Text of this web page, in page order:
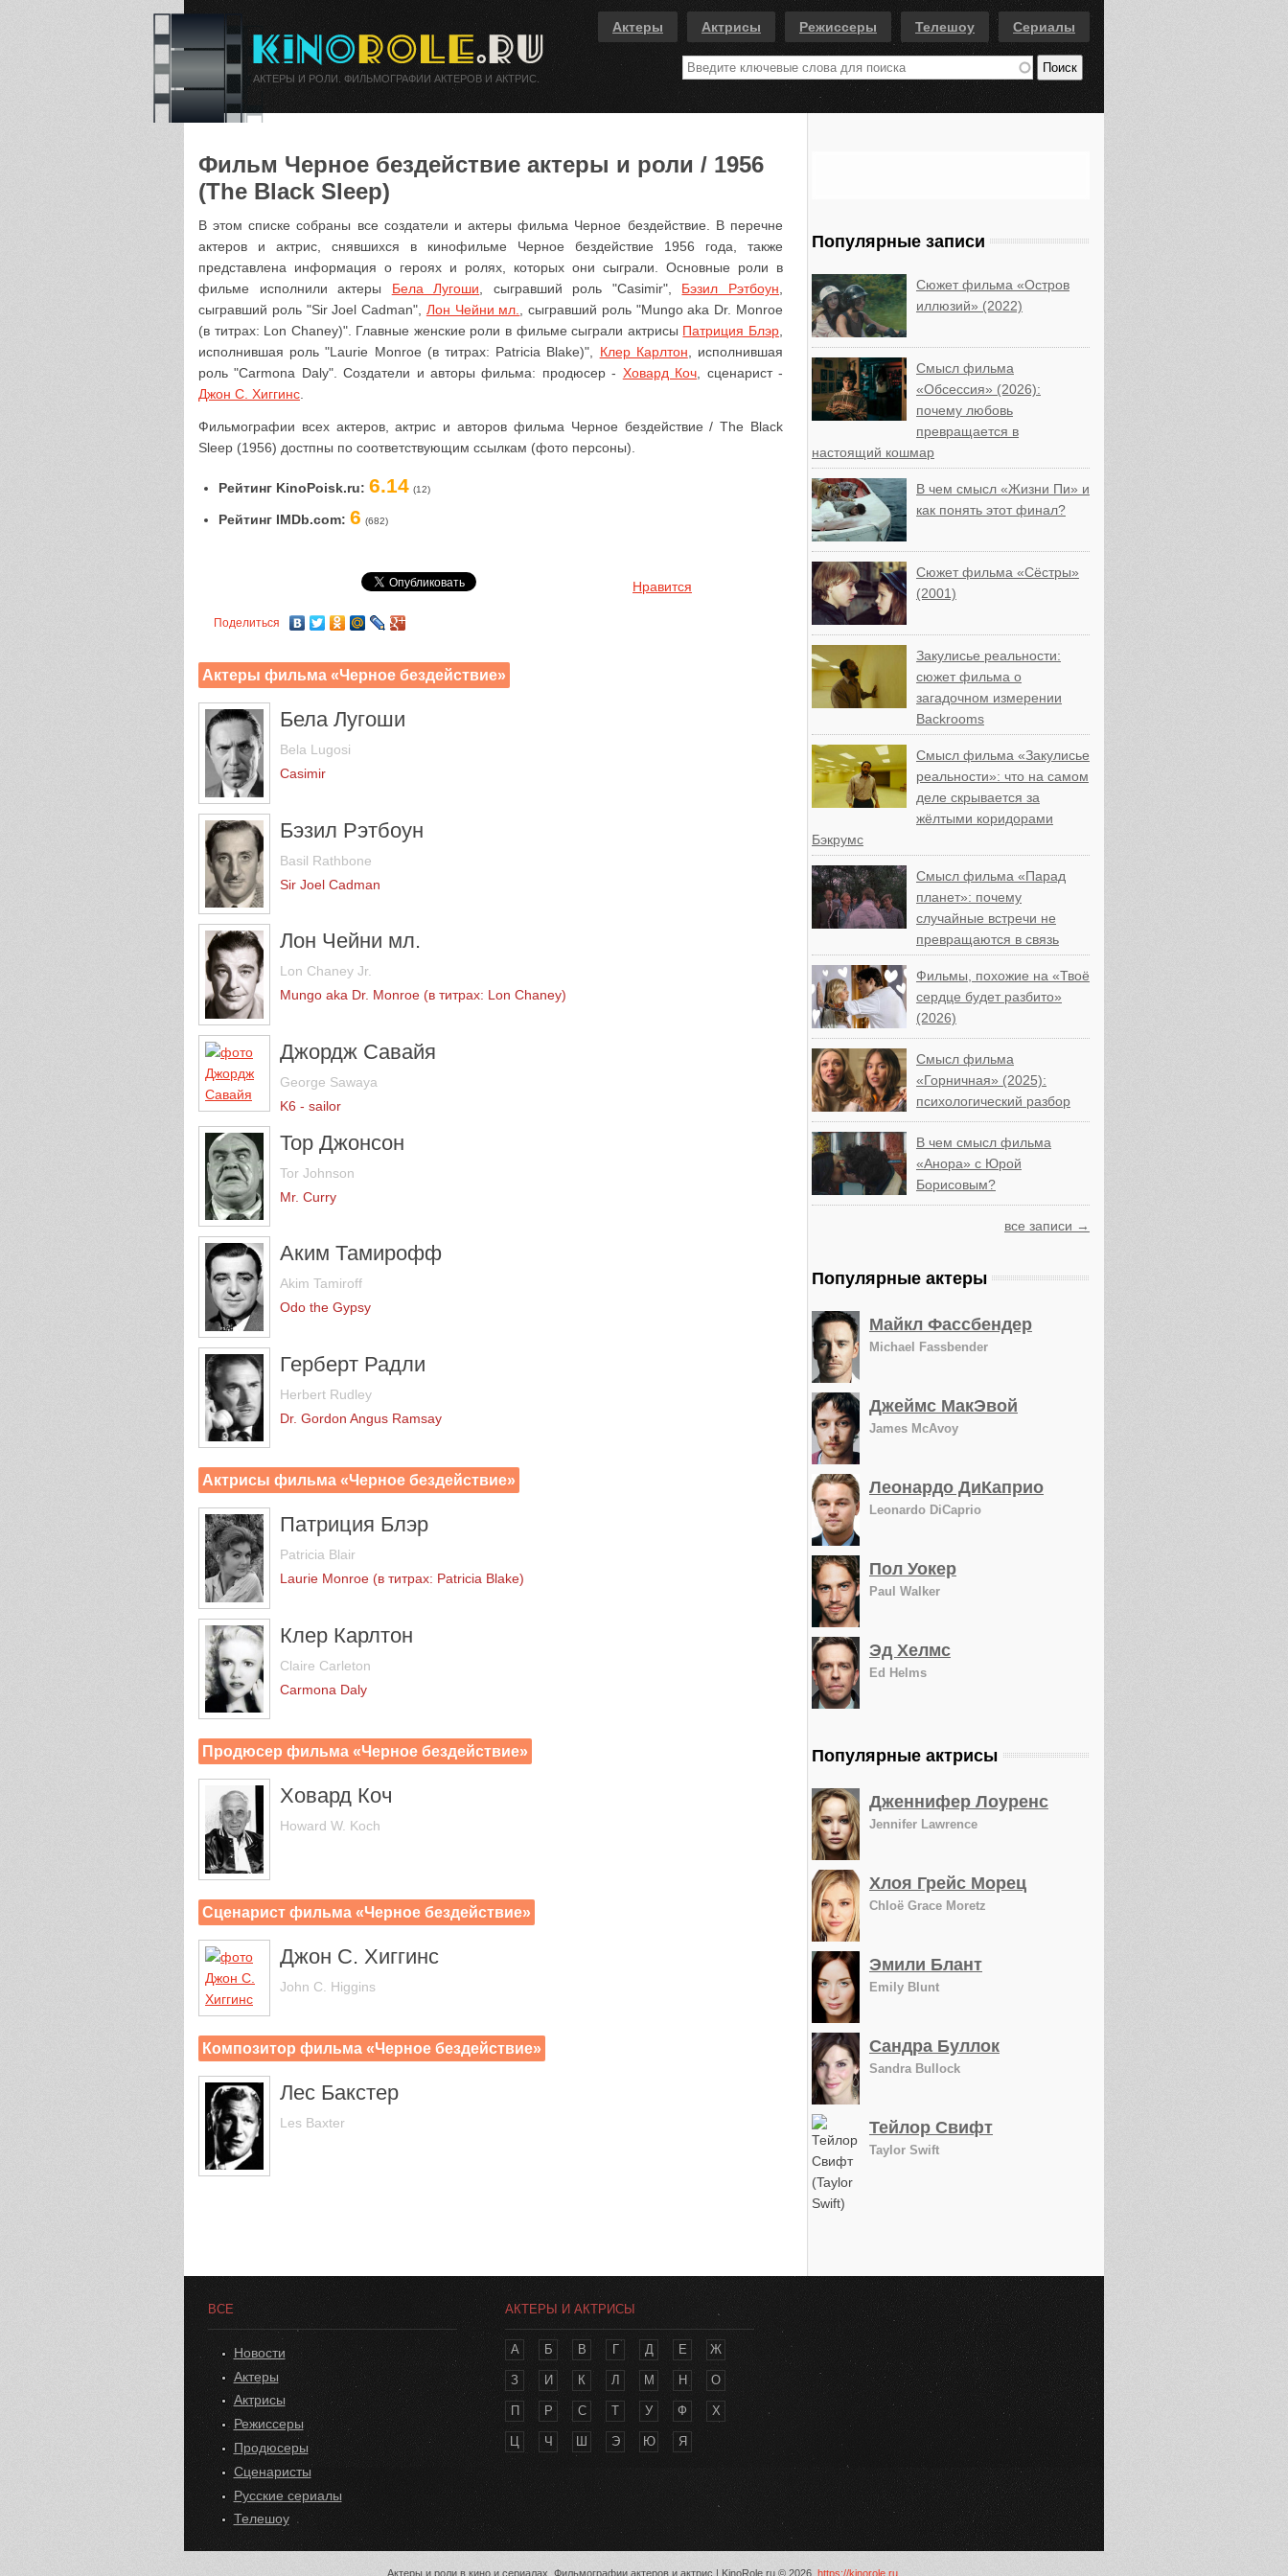
Актеры Актрисы Режиссеры Телешоу Сериалы
Фильм Черное бездействие актеры и роли / 1956
(The Black Sleep)
В этом списке собраны все создатели и актеры фильма Черное бездействие. В перечне
актеров и актрис, снявшихся в кинофильме Черное бездействие 1956 года, также
представлена информация о героях и ролях, которых они сыграли. Основные роли в
фильме исполнили актеры Бела Лугоши , сыгравший роль "Casimir", Бэзил Рэтбоун
сыгравший роль "Sir Joel Cadman", Лон Чейни мл.
, сыгравший роль "Mungo aka Dr. Monroe
(в титрах: Lon Chaney)". Главные женские роли в фильме сыграли актрисы Патриция Блэр
исполнившая роль "Laurie Monroe (в титрах: Patricia Blake)", Клер Карлтон , исполнившая
роль "Carmona Daly". Создатели и авторы фильма: продюсер - Ховард Коч , сценарист -
Джон С. Хиггинс
Фильмографии всех актеров, актрис и авторов фильма Черное бездействие / The Black
Sleep (1956) достпны по соответствующим ссылкам (фото персоны).
Рейтинг KinoPoisk.ru: 6.14 (12)
Рейтинг IMDb.com: 6 (682)
Нравится
Поделиться
Актеры фильма «Черное бездействие»
Бела Лугоши
Bela Lugosi
Casimir
Бэзил Рэтбоун
Basil Rathbone
Sir Joel Cadman
Лон Чейни мл.
Lon Chaney Jr.
Mungo aka Dr. Monroe (в титрах: Lon Chaney)
Джордж Савайя
George Sawaya
K6 - sailor
Тор Джонсон
Tor Johnson
Mr. Curry
Аким Тамирофф
Akim Tamiroff
Odo the Gypsy
Герберт Радли
Herbert Rudley
Dr. Gordon Angus Ramsay
Актрисы фильма «Черное бездействие»
Патриция Блэр
Patricia Blair
Laurie Monroe (в титрах: Patricia Blake)
Клер Карлтон
Claire Carleton
Carmona Daly
Продюсер фильма «Черное бездействие»
Ховард Коч
Howard W. Koch
Сценарист фильма «Черное бездействие»
Джон С. Хиггинс
John C. Higgins
Композитор фильма «Черное бездействие»
Лес Бакстер
Les Baxter
Популярные записи
Сюжет фильма «Остров
иллюзий» (2022)
Смысл фильма
«Обсессия» (2026):
почему любовь
превращается в
настоящий кошмар
В чем смысл «Жизни Пи» и
как понять этот финал?
Сюжет фильма «Сёстры»
(2001)
Закулисье реальности:
сюжет фильма о
загадочном измерении
Backrooms
Смысл фильма «Закулисье
реальности»: что на самом
деле скрывается за
жёлтыми коридорами
Бэкрумс
Смысл фильма «Парад
планет»: почему
случайные встречи не
превращаются в связь
Фильмы, похожие на «Твоё
сердце будет разбито»
(2026)
Смысл фильма
«Горничная» (2025):
психологический разбор
В чем смысл фильма
«Анора» с Юрой
Борисовым?
все записи →
Популярные актеры
Майкл Фассбендер
Michael Fassbender
Джеймс МакЭвой
James McAvoy
Леонардо ДиКаприо
Leonardo DiCaprio
Пол Уокер
Paul Walker
Эд Хелмс
Ed Helms
Популярные актрисы
Дженнифер Лоуренс
Jennifer Lawrence
Хлоя Грейс Морец
Chloë Grace Moretz
Эмили Блант
Emily Blunt
Сандра Буллок
Sandra Bullock
Тейлор Свифт
Taylor Swift
ВСЕ
Новости
Актеры
Актрисы
Режиссеры
Продюсеры
Сценаристы
Русские сериалы
Телешоу
АКТЕРЫ И АКТРИСЫ
А Б В Г Д Е Ж
З И К Л М Н О
П Р С Т У Ф Х
Ц Ч Ш Э Ю Я
Актеры и роли в кино и сериалах. Фильмографии актеров и актрис | KinoRole.ru © 2026, https://kinorole.ru
АКТЕРЫ И РОЛИ. ФИЛЬМОГРАФИИ АКТЕРОВ И АКТРИС.